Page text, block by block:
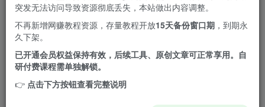
了，想要统一风格批量出图更是无从下手。这样的图只能自
娱自乐，接不了单，卖不了钱。
然百捷网络科技收录的这套即梦AI控图大师课，解决的就是
这个痛点。不讲基础操作，只讲怎么精准控制AI出图，做到
突发无法访问导致资源彻底丢失，本站做出内容调整。
不再新增网赚教程资源，存量教程开放15天备份窗口期 ，到期永
久下架。
已开通会员权益保持有效，后续工具、原创文章可正常享用。自
研付费课程需单独解锁。
👉 点击下方按钮查看完整说明